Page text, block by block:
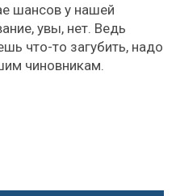
шансов у нашей
увы, нет. Ведь
что-то загубить, надо
чиновникам.